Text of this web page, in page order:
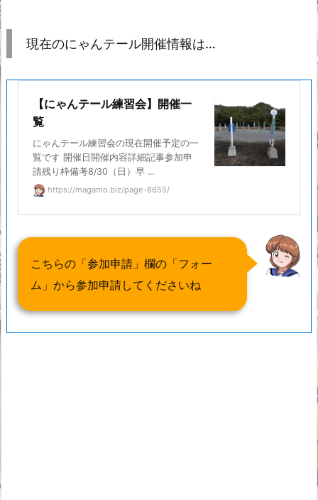
現在のにゃんテール開催情報は…
【にゃんテール練習会】開催一
覧
にゃんテール練習会の現在開催予定の一
覧です 開催日開催内容詳細記事参加申
請残り枠備考8/30（日）早 ...
https://magamo.biz/page-8655/
こちらの「参加申請」欄の「フォー
ム」から参加申請してくださいね